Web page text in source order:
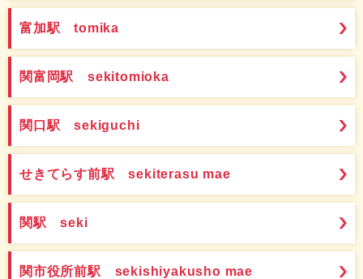
富加駅 tomika
関富岡駅 sekitomioka
関口駅 sekiguchi
せきてらす前駅 sekiterasu mae
関駅 seki
関市役所前駅 sekishiyakusho mae